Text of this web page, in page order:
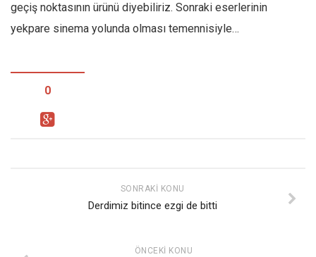
geçiş noktasının ürünü diyebiliriz. Sonraki eserlerinin
yekpare sinema yolunda olması temennisiyle…
0
SONRAKI KONU
Derdimiz bitince ezgi de bitti
ÖNCEKI KONU